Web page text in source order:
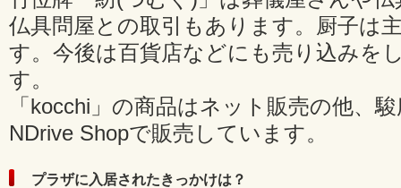
仏具問屋との取引もあります。厨子は
す。今後は百貨店などにも売り込みを
す。
「kocchi」の商品はネット販売の他、
NDrive Shopで販売しています。
プラザに入居されたきっかけは？